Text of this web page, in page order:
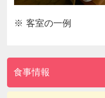
客室の一例
食事情報